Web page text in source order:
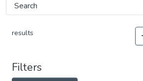
results
Filters